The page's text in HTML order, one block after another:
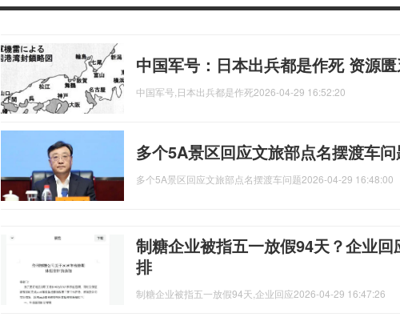
中国军号：日本出兵都是作死 资源
中国军号,日本出兵都是作死2026-04-29 16:52:20
多个5A景区回应文旅部点名摆渡车
多个5A景区回应文旅部点名摆渡车问题2026-04-29 16:48:00
制糖企业被指五一放假94天？企业
排
制糖企业被指五一放假94天,企业回应2026-04-29 16:47:26